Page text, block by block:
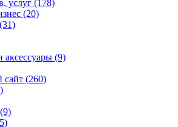
услуг (178)
(20)
(31)
аксессуары (9)
сайт (260)
(9)